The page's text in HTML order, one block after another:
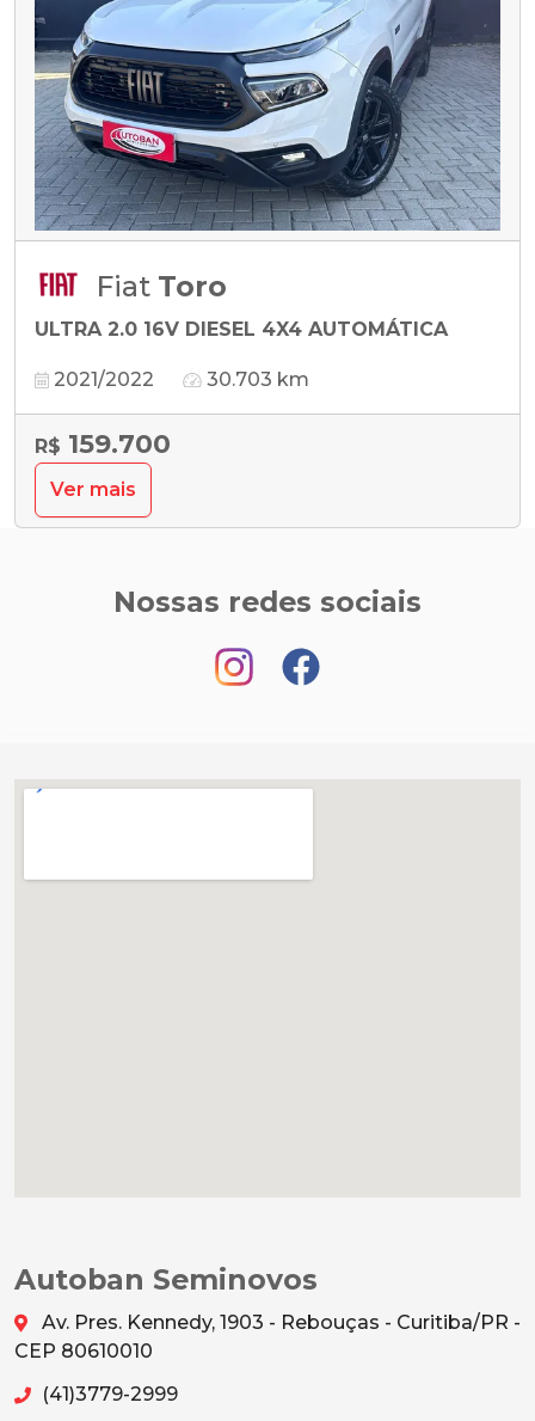
Fiat Toro
ULTRA 2.0 16V DIESEL 4X4 AUTOMÁTICA
2021/2022 30.703 km
R$ 159.700
Ver mais
Nossas redes sociais
Autoban Seminovos
Av. Pres. Kennedy, 1903 - Rebouças - Curitiba/PR -
CEP 80610010
(41)3779-2999